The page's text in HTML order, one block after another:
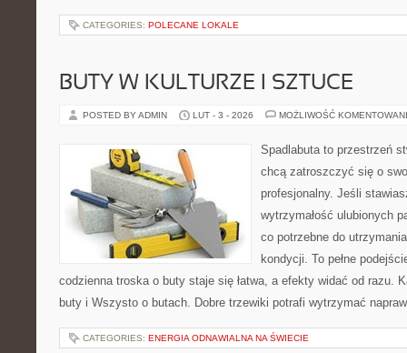
CATEGORIES: POLECANE LOKALE
BUTY W KULTURZE I SZTUCE
POSTED BY ADMIN LUT - 3 - 2026 MOŻLIWOŚĆ
Spadlabuta to przestrzeń
chcą zatroszczyć się o
profesjonalny. Jeśli
wytrzymałość ulubionych
co potrzebne do
kondycji. To pełne
codzienna troska o buty staje się łatwa, a efekty widać od razu.
buty i Wszysto o butach. Dobre trzewiki potrafi wytrzymać
CATEGORIES: ENERGIA ODNAWIALNA NA ŚWIECIE